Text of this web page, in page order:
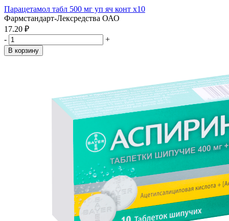
Парацетамол табл 500 мг уп яч конт x10
Фармстандарт-Лексредства ОАО
17.20 ₽
-
+
В корзину